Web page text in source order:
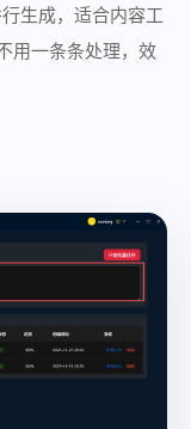
生成，适合内容工
用一条条处理，效